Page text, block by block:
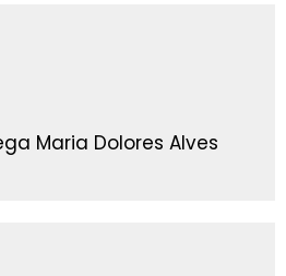
Maria Dolores Alves